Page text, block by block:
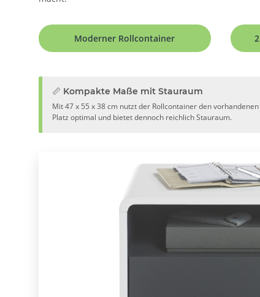
Moderner Rollcontainer
📏 Kompakte Maße mit Stauraum
Mit 47 x 55 x 38 cm nutzt der Rollcontainer den vorhandenen
Platz optimal und bietet dennoch reichlich Stauraum.